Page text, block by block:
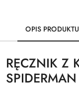
OPIS PRODUKTU
RĘCZNIK Z
SPIDERMAN